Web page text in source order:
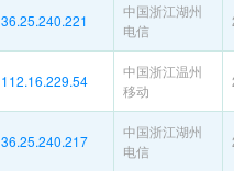
36.25.240.221
中国浙江湖州
电信
112.16.229.54
中国浙江温州
移动
36.25.240.217
中国浙江湖州
电信